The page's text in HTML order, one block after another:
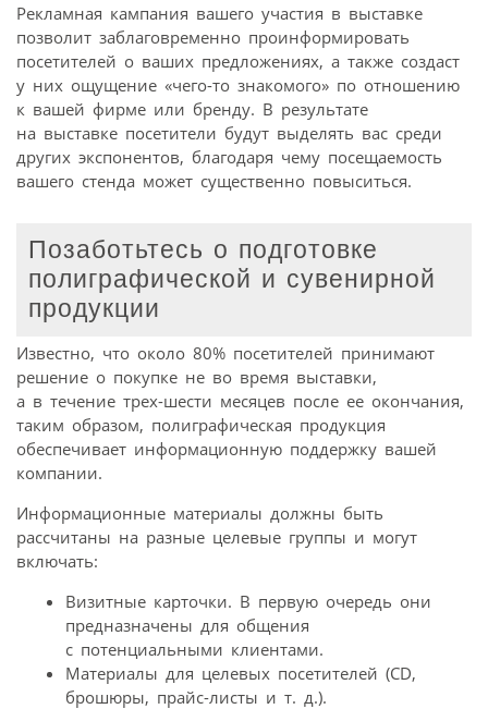
Рекламная кампания вашего участия в выставке
позволит заблаговременно проинформировать
посетителей о ваших предложениях, а также создаст
у них ощущение «чего-то знакомого» по отношению
к вашей фирме или бренду. В результате
на выставке посетители будут выделять вас среди
других экспонентов, благодаря чему посещаемость
вашего стенда может существенно повыситься.
Позаботьтесь о подготовке
полиграфической и сувенирной
продукции
Известно, что около 80% посетителей принимают
решение о покупке не во время выставки,
а в течение трех-шести месяцев после ее окончания,
таким образом, полиграфическая продукция
обеспечивает информационную поддержку вашей
компании.
Информационные материалы должны быть
рассчитаны на разные целевые группы и могут
включать:
Визитные карточки. В первую очередь они
предназначены для общения
с потенциальными клиентами.
Материалы для целевых посетителей (CD,
брошюры, прайс-листы и т. д.).